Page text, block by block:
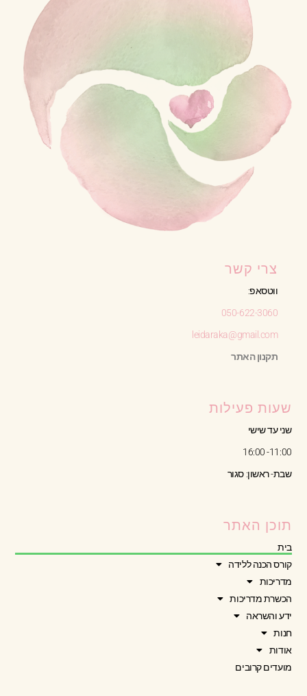
צרי קשר
ווטסאפ:
050-622-3060
leidaraka@gmail.com
תקנון האתר
שעות פעילות
שני עד שישי
11:00- 16:00
שבת- ראשון: סגור
תוכן האתר
בית
קורס הכנה ללידה
מדריכות
הכשרת מדריכות
ידע והשראה
חנות
אודות
מועדים קרובים